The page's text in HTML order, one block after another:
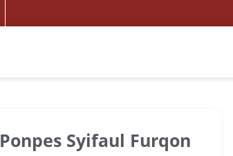
Syifaul Furqon